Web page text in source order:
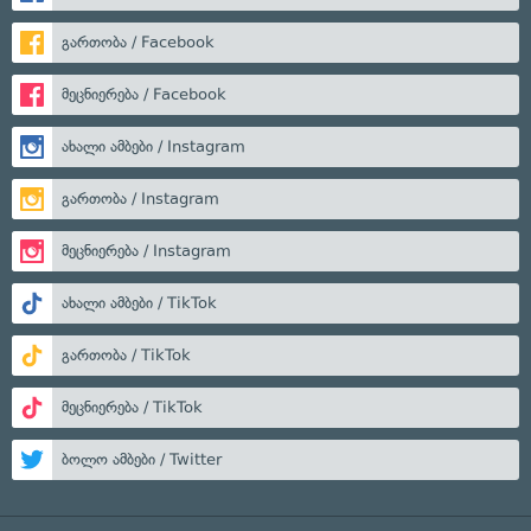
გართობა / Facebook
მეცნიერება / Facebook
ახალი ამბები / Instagram
გართობა / Instagram
მეცნიერება / Instagram
ახალი ამბები / TikTok
გართობა / TikTok
მეცნიერება / TikTok
ბოლო ამბები / Twitter